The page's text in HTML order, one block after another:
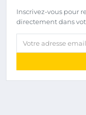
Inscrivez-vous pour
directement dans
Votre adresse email